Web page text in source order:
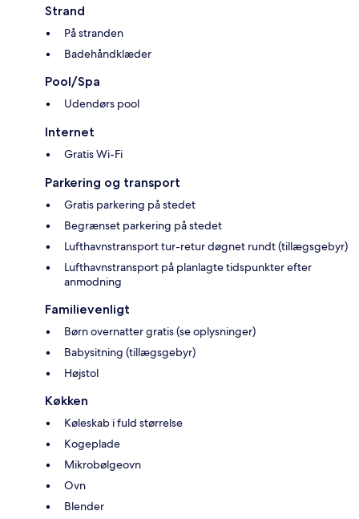
Strand
På stranden
Badehåndklæder
Pool/Spa
Udendørs pool
Internet
Gratis Wi-Fi
Parkering og transport
Gratis parkering på stedet
Begrænset parkering på stedet
Lufthavnstransport tur-retur døgnet rundt (tillægsgebyr)
Lufthavnstransport på planlagte tidspunkter efter
anmodning
Familievenligt
Børn overnatter gratis (se oplysninger)
Babysitning (tillægsgebyr)
Højstol
Køkken
Køleskab i fuld størrelse
Kogeplade
Mikrobølgeovn
Ovn
Blender